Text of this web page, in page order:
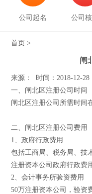
公司起名 公司
首页 >
闸
来源： 时间：2018-12-28
一、闸北区注册公司时间
闸北区注册公司所需时间
二、闸北区注册公司费用
1、政府行政费用
包括工商局、税务局、技
注册资本公司政府行政费
2、会计事务所验资费用
50万注册资本公司，验资